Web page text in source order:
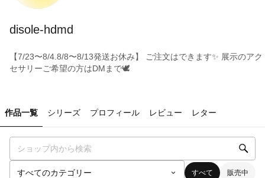
disole-hdmd
【7/23〜8/4.8/8〜8/13発送お休み】 ご注文はできます✨ 展示のアク
セサリーご希望の方はDMまで🕊️
作品一覧 シリーズ プロフィール レビュー レター
すべて 販売中